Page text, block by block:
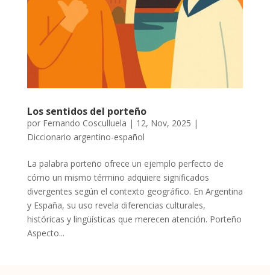
Los sentidos del porteño
por Fernando Cosculluela | 12, Nov, 2025 |
Diccionario argentino-español
La palabra porteño ofrece un ejemplo perfecto de
cómo un mismo término adquiere significados
divergentes según el contexto geográfico. En Argentina
y España, su uso revela diferencias culturales,
históricas y lingüísticas que merecen atención. Porteño
Aspecto...